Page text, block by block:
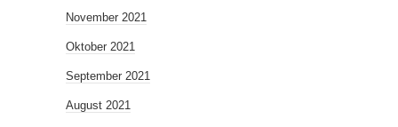
November 2021
Oktober 2021
September 2021
August 2021